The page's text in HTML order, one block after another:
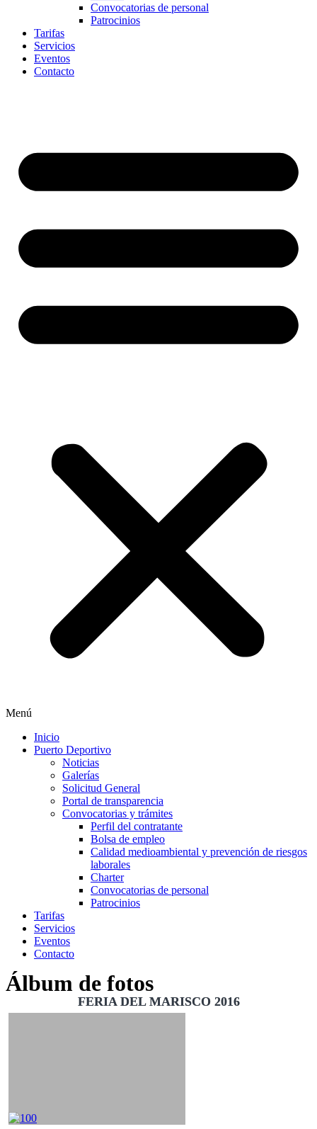
Convocatorias de personal
Patrocinios
Tarifas
Servicios
Eventos
Contacto
Menú
Inicio
Puerto Deportivo
Noticias
Galerías
Solicitud General
Portal de transparencia
Convocatorias y trámites
Perfil del contratante
Bolsa de empleo
Calidad medioambiental y prevención de riesgos
laborales
Charter
Convocatorias de personal
Patrocinios
Tarifas
Servicios
Eventos
Contacto
Álbum de fotos
FERIA DEL MARISCO 2016